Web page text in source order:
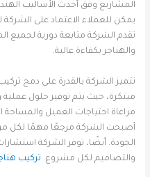
المشاريع وفق أحدث الأساليب
يمكن للعملاء الاعتماد على
تقدم الشركة متابعة دورية لجميع
والهناجر بكفاءة عالية.
تتميز الشركة بالقدرة على دمج
مبتكرة، حيث يتم توفير حلول
مراعاة احتياجات العميل والمساحة
أصبحت الشركة مرجعًا مهمًا لكل
الجودة. أيضًا، توفر الشركة
والتصاميم لكل مشروع. تركيب